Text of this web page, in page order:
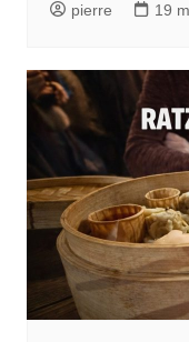
pierre 19